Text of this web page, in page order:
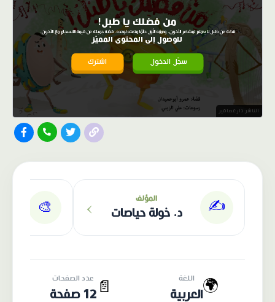
من فضلك يا طبل!
قصّة عن طبل لا يهتم لمشاعر الآخرين، وهمّه الأول دائمًا متعته لوحده. قصّة جميلة عن قيمة الانسجام مع الآخرين.
للوصول إلى المحتوى المميّز
سجّل الدخول اشترك
الناشر: دار عصافير
✍️ المؤلف
د. خولة حياصات ›
🎨
🌍 اللغة
العربية 📄
عدد الصفحات
12 صفحة